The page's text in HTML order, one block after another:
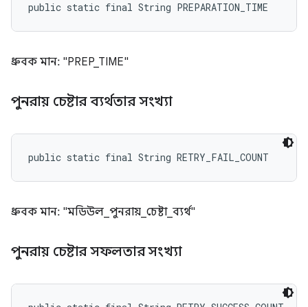
public static final String PREPARATION_TIME
ধ্রুবক মান: "PREP_TIME"
পুনরায় চেষ্টার ব্যর্থতার সংখ্যা
public static final String RETRY_FAIL_COUNT
ধ্রুবক মান: "মডিউল_পুনরায়_চেষ্টা_ব্যর্থ"
পুনরায় চেষ্টার সফলতার সংখ্যা